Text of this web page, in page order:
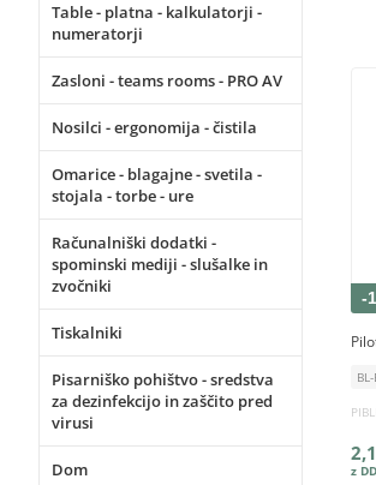
Table - platna - kalkulatorji -
numeratorji
Zasloni - teams rooms - PRO AV
Nosilci - ergonomija - čistila
Omarice - blagajne - svetila -
stojala - torbe - ure
Računalniški dodatki -
spominski mediji - slušalke in
zvočniki
Tiskalniki
Pisarniško pohištvo - sredstva
za dezinfekcijo in zaščito pred
virusi
Dom
-